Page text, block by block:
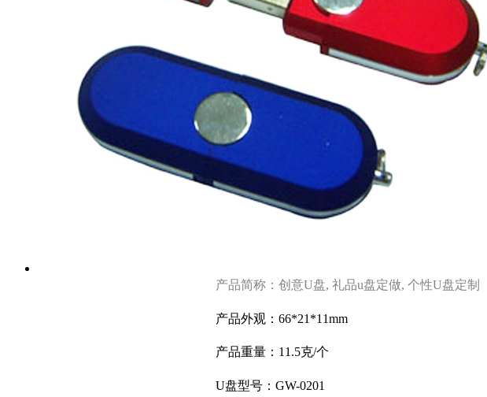
产品简称：创意U盘, 礼品u盘定做, 个性U盘定制
产品外观：66*21*11mm
产品重量：11.5克/个
U盘型号：GW-0201